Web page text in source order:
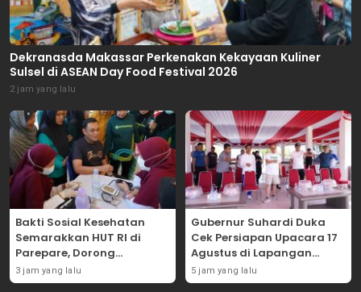
Dekranasda Makassar Perkenakan Kekayaan Kuliner
Sulsel di ASEAN Day Food Festival 2026
2 jam yang lalu
Bakti Sosial Kesehatan
Semarakkan HUT RI di
Parepare, Dorong
Peningkatan Kesehatan
Masyarakat di Hari
3 jam yang lalu
Gubernur Suhardi Duka
Cek Persiapan Upacara 17
Agustus di Lapangan
Ahmad Kirang, Capai 80
Persen
5 jam yang lalu